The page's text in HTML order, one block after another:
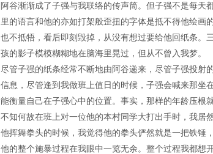
阿谷渐渐成了子强与我联络的传声筒。但子强不是每
里的语言和他的亦如打架般歪扭的字体是抵不得他绘画
也不抵牾，看后即刻毁掉，从没有想过要给他回纸条。
孩的影子模模糊糊地在脑海里晃过，但从不曾入我梦。
尽管子强的纸条经常不断地由阿谷递来，尽管子强投射
信息，尽管逢到我做班上值日的时候，子强会喊来那坐
能衡量自己在子强心中的位置。事实，那样的年龄压
不知何故在班上对一位他的本村同学大打出手时，我居
他挥舞拳头的时候，我觉得他的拳头俨然就是一把铁锤
他的整个施暴过程在我眼中一览无余。整个过程我都想